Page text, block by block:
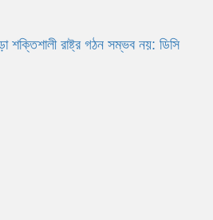
শক্তিশালী রাষ্ট্র গঠন সম্ভব নয়: ডিসি